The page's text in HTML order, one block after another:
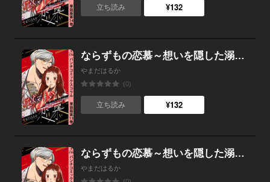
立ち読み ¥132
ならずもの恋慕～想いを隠した溺愛ヤクザ～ 単話版第13巻
やまだはるか
(0)
立ち読み ¥132
ならずもの恋慕～想いを隠した溺愛ヤクザ～ 単話版第12巻
やまだはるか